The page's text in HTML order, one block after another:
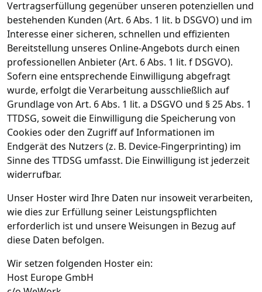
Vertragserfüllung gegenüber unseren potenziellen und
bestehenden Kunden (Art. 6 Abs. 1 lit. b DSGVO) und im
Interesse einer sicheren, schnellen und effizienten
Bereitstellung unseres Online-Angebots durch einen
professionellen Anbieter (Art. 6 Abs. 1 lit. f DSGVO).
Sofern eine entsprechende Einwilligung abgefragt
wurde, erfolgt die Verarbeitung ausschließlich auf
Grundlage von Art. 6 Abs. 1 lit. a DSGVO und § 25 Abs. 1
TTDSG, soweit die Einwilligung die Speicherung von
Cookies oder den Zugriff auf Informationen im
Endgerät des Nutzers (z. B. Device-Fingerprinting) im
Sinne des TTDSG umfasst. Die Einwilligung ist jederzeit
widerrufbar.
Unser Hoster wird Ihre Daten nur insoweit verarbeiten,
wie dies zur Erfüllung seiner Leistungspflichten
erforderlich ist und unsere Weisungen in Bezug auf
diese Daten befolgen.
Wir setzen folgenden Hoster ein:
Host Europe GmbH